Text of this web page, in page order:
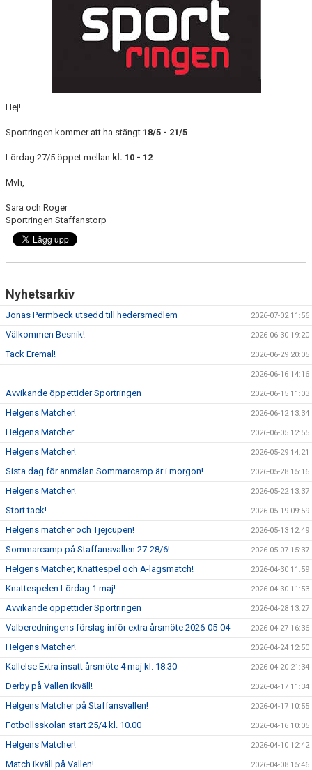
OM SUFC
Hej!
Sportringen kommer att ha stängt 18/5 - 21/5
Lördag 27/5 öppet mellan kl. 10 - 12.
Mvh,
Sara och Roger
Sportringen Staffanstorp
Nyhetsarkiv
Jonas Permbeck utsedd till hedersmedlem 2026-07-02 11:56
Välkommen Besnik! 2026-06-30 19:20
Tack Eremal! 2026-06-29 20:05
2026-06-16 14:16
Avvikande öppettider Sportringen 2026-06-15 11:03
Helgens Matcher! 2026-06-12 13:34
Helgens Matcher 2026-06-05 12:55
Helgens Matcher! 2026-05-29 14:21
Sista dag för anmälan Sommarcamp är i morgon! 2026-05-28 15:16
Helgens Matcher! 2026-05-22 13:37
Stort tack! 2026-05-19 09:59
Helgens matcher och Tjejcupen! 2026-05-13 12:49
Sommarcamp på Staffansvallen 27-28/6! 2026-05-07 15:37
Helgens Matcher, Knattespel och A-lagsmatch! 2026-04-30 11:59
Knattespelen Lördag 1 maj! 2026-04-30 11:53
Avvikande öppettider Sportringen 2026-04-28 13:27
Valberedningens förslag inför extra årsmöte 2026-05-04 2026-04-27 16:36
Helgens Matcher! 2026-04-24 12:50
Kallelse Extra insatt årsmöte 4 maj kl. 18.30 2026-04-20 21:34
Derby på Vallen ikväll! 2026-04-17 11:34
Helgens Matcher på Staffansvallen! 2026-04-17 10:55
Fotbollsskolan start 25/4 kl. 10.00 2026-04-16 10:05
Helgens Matcher! 2026-04-10 12:42
Match ikväll på Vallen! 2026-04-08 15:46